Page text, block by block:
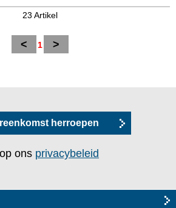
23 Artikel
< 1 >
herroepen
ons privacybeleid